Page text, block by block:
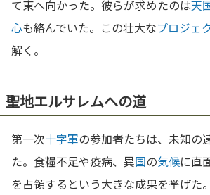
て東へ向かった。彼らが求めたのは天
心も絡んでいた。この壮大なプロジェ
解く。
聖地エルサレムへの道
第一次十字軍の参加者たちは、未知の
た。食糧不足や疫病、異国の気候に直
を占領するという大きな成果を挙げた